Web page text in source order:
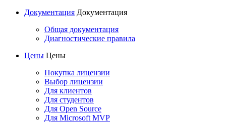
Документация Документация
Общая документация
Диагностические правила
Цены Цены
Покупка лицензии
Выбор лицензии
Для клиентов
Для студентов
Для Open Source
Для Microsoft MVP